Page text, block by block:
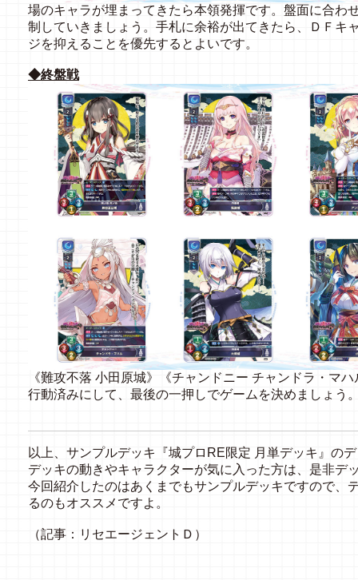
場のキャラが埋まってきたら本領発揮です。盤面に合わ
制していきましょう。手札に余裕が出てきたら、ＤＦキ
ジを抑えることを優先するとよいです。
◆終盤戦
《難攻不落 小田原城》《チャンドニー チャンドラ・マ
行動済みにして、最後の一押しでゲームを決めましょう
以上、サンプルデッキ『城プロRE限定 月単デッキ』の
デッキの動きやキャラクターが気に入った方は、是非デ
今回紹介したのはあくまでもサンプルデッキですので、
るのもオススメですよ。
（記事：リセエージェントＤ）